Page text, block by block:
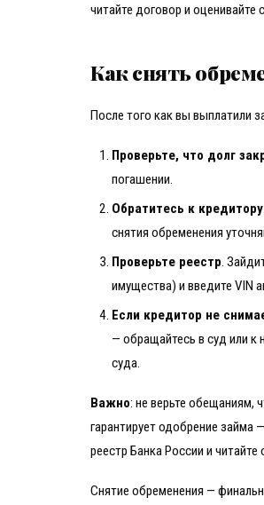
читайте договор и
Как снять
После того как вы выплатили
Проверьте, что долг
погашении.
Обратитесь к кредитору
снятия обременения
Проверьте реестр.
имущества) и введите VIN
Если кредитор не
— обращайтесь в суд или к
суда.
Важно: не верьте обещаниям,
гарантирует одобрение займа
реестр Банка России и
Снятие обременения —